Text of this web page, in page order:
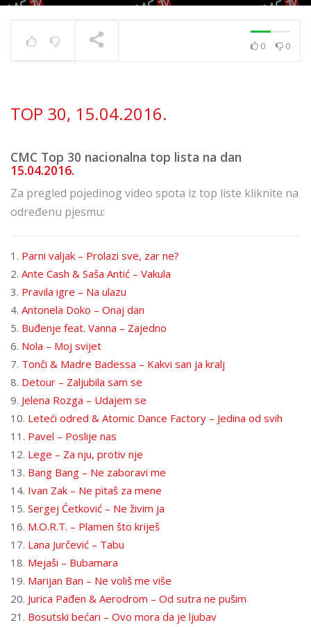
0 0
TOP 30, 15.04.2016.
CMC Top 30 nacionalna top lista na dan
15.04.2016.
Za pregled pojedinog video spota iz top liste kliknite na
određenu pjesmu:
1. Parni valjak – Prolazi sve, zar ne?
2. Ante Cash & Saša Antić – Vakula
3. Pravila igre – Na ulazu
4. Antonela Doko – Onaj dan
5. Buđenje feat. Vanna – Zajedno
6. Nola – Moj svijet
7. Tonči & Madre Badessa – Kakvi san ja kralj
8. Detour – Zaljubila sam se
9. Jelena Rozga – Udajem se
10. Leteći odred & Atomic Dance Factory – Jedina od svih
11. Pavel – Poslije nas
12. Lege – Za nju, protiv nje
13. Bang Bang – Ne zaboravi me
14. Ivan Zak – Ne pitaš za mene
15. Sergej Ćetković – Ne živim ja
16. M.O.R.T. – Plamen što kriješ
17. Lana Jurčević – Tabu
18. Mejaši – Bubamara
19. Marijan Ban – Ne voliš me više
20. Jurica Pađen & Aerodrom – Od sutra ne pušim
21. Bosutski bećari – Ovo mora da je ljubav